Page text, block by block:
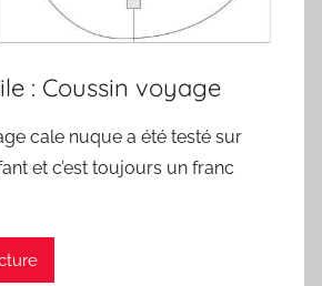
: Coussin voyage
cale nuque a été testé sur
et c’est toujours un franc